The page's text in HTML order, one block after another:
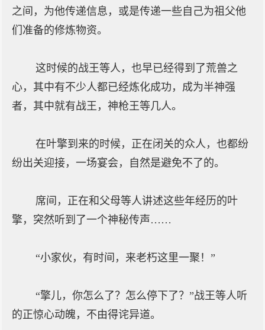
之间，为他传递信息，或是传递一些自己为祖父他
们准备的修炼物资。
这时候的战王等人，也早已经得到了荒兽之
心，其中有不少人都已经炼化成功，成为半神强
者，其中就有战王，神枪王等几人。
在叶擎到来的时候，正在闭关的众人，也都纷
纷出关迎接，一场宴会，自然是避免不了的。
席间，正在和父母等人讲述这些年经历的叶
擎，突然听到了一个神秘传声……
“小家伙，有时间，来老朽这里一聚！”
“擎儿，你怎么了？怎么停下了？”战王等人听
的正惊心动魄，不由得诧异道。